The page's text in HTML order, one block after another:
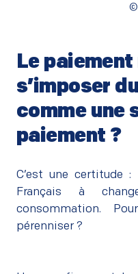
©
Le
s’imposer
comme une
paiement ?
C’est une certitude
Français à
consommation.
pérenniser ?